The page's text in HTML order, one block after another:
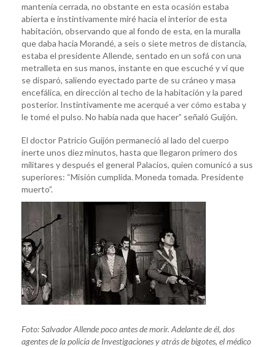
mantenía cerrada, no obstante en esta ocasión estaba
abierta e instintivamente miré hacia el interior de esta
habitación, observando que al fondo de esta, en la muralla
que daba hacia Morandé, a seis o siete metros de distancia,
estaba el presidente Allende, sentado en un sofá con una
metralleta en sus manos, instante en que escuché y vi que
se disparó, saliendo eyectado parte de su cráneo y masa
encefálica, en dirección al techo de la habitación y la pared
posterior. Instintivamente me acerqué a ver cómo estaba y
le tomé el pulso. No había nada que hacer” señaló Guijón.
El doctor Patricio Guijón permaneció al lado del cuerpo
inerte unos diez minutos, hasta que llegaron primero dos
militares y después el general Palacios, quien comunicó a sus
superiores: “Misión cumplida. Moneda tomada. Presidente
muerto”.
Foto: Salvador Allende poco antes de morir. Adelante de él, dos
agentes de la policía de Investigaciones y atrás de bigotes, el médico